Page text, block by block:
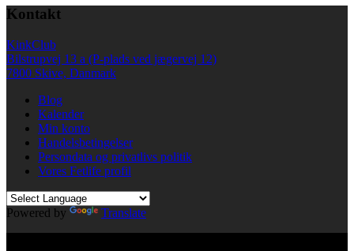
Kontakt
KinkClub
Bilstrupvej 13 a (P-plads ved jægervej 12)
7800 Skive, Danmark
Blog
Kalender
Min konto
Handelsbetingelser
Persondata og privatlivs politik
Vores Fetlife profil
Powered by
Translate